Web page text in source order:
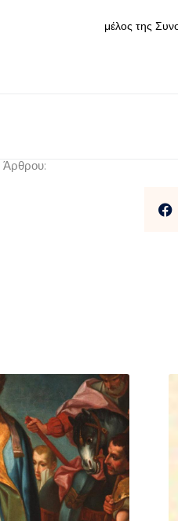
μέλος της
Άρθρου: